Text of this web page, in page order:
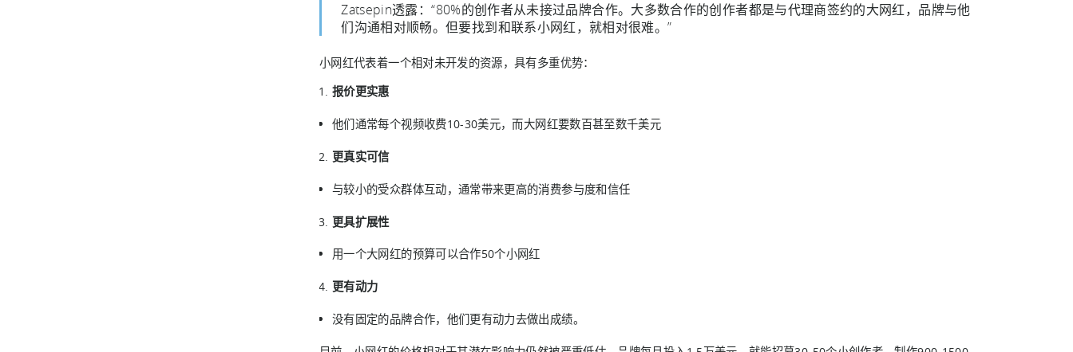
Zatsepin透露：“80%的创作者从未接过品牌合作。大多数合作的创作者都是与代理商签约的大网红，品牌与他
们沟通相对顺畅。但要找到和联系小网红，就相对很难。”
小网红代表着一个相对未开发的资源，具有多重优势：
报价更实惠
他们通常每个视频收费10-30美元，而大网红要数百甚至数千美元
更真实可信
与较小的受众群体互动，通常带来更高的消费参与度和信任
更具扩展性
用一个大网红的预算可以合作50个小网红
更有动力
没有固定的品牌合作，他们更有动力去做出成绩。